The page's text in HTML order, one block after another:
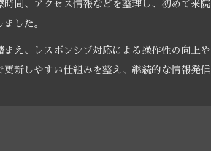
間、アクセス情報などを整理し、初めて来院
した。
え、レスポンシブ対応による操作性の向上や
新しやすい仕組みを整え、継続的な情報発信